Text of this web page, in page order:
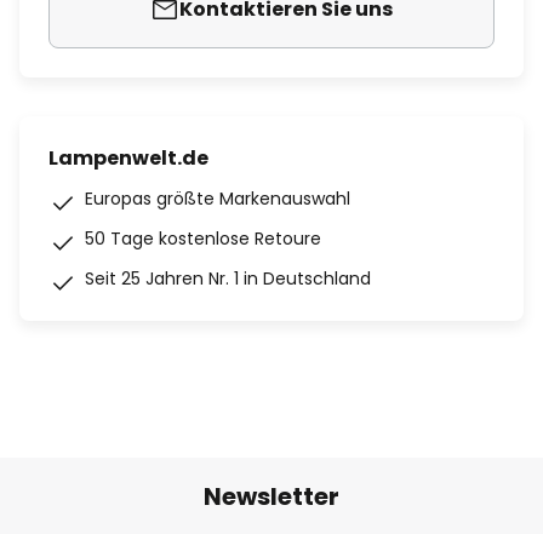
Kontaktieren Sie uns
Lampenwelt.de
Europas größte Markenauswahl
50 Tage kostenlose Retoure
Seit 25 Jahren Nr. 1 in Deutschland
Newsletter